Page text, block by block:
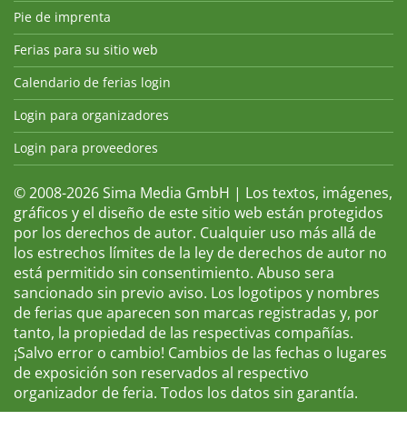
Pie de imprenta
Ferias para su sitio web
Calendario de ferias login
Login para organizadores
Login para proveedores
© 2008-2026 Sima Media GmbH | Los textos, imágenes,
gráficos y el diseño de este sitio web están protegidos
por los derechos de autor. Cualquier uso más allá de
los estrechos límites de la ley de derechos de autor no
está permitido sin consentimiento. Abuso sera
sancionado sin previo aviso. Los logotipos y nombres
de ferias que aparecen son marcas registradas y, por
tanto, la propiedad de las respectivas compañías.
¡Salvo error o cambio! Cambios de las fechas o lugares
de exposición son reservados al respectivo
organizador de feria. Todos los datos sin garantía.